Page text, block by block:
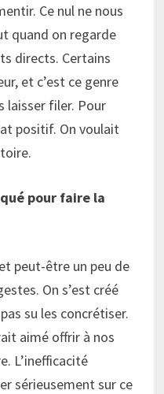
Ce nul ne nous
quand on regarde
directs. Certains
et c’est ce genre
laisser filer. Pour
positif. On voulait
pour faire la
peut-être un peu de
On s’est créé
su les concrétiser.
aimé offrir à nos
L’inefficacité
sérieusement sur ce